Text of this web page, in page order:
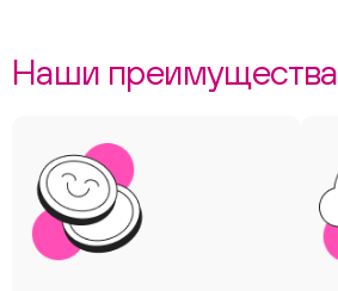
Наши преимущества